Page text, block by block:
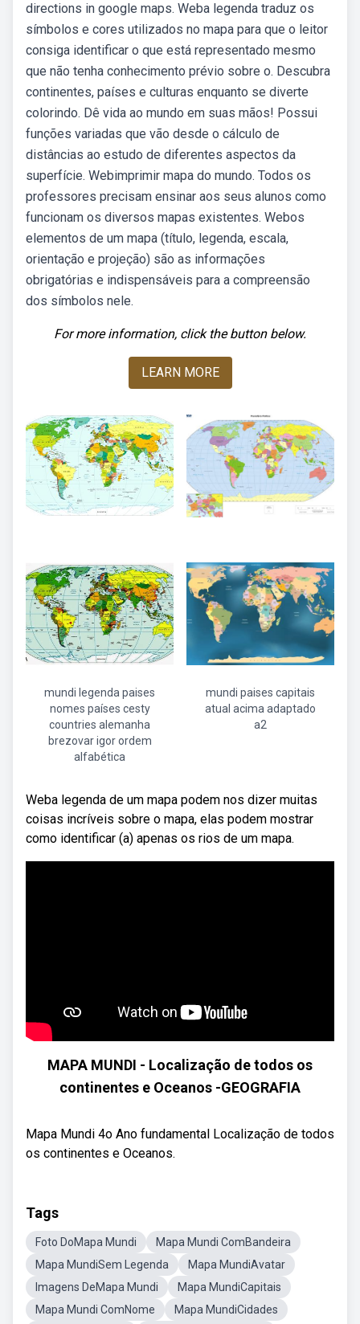
directions in google maps. Weba legenda traduz os
símbolos e cores utilizados no mapa para que o leitor
consiga identificar o que está representado mesmo
que não tenha conhecimento prévio sobre o. Descubra
continentes, países e culturas enquanto se diverte
colorindo. Dê vida ao mundo em suas mãos! Possui
funções variadas que vão desde o cálculo de
distâncias ao estudo de diferentes aspectos da
superfície. Webimprimir mapa do mundo. Todos os
professores precisam ensinar aos seus alunos como
funcionam os diversos mapas existentes. Webos
elementos de um mapa (título, legenda, escala,
orientação e projeção) são as informações
obrigatórias e indispensáveis para a compreensão
dos símbolos nele.
For more information, click the button below.
LEARN MORE
mundi legenda paises
nomes países cesty
countries alemanha
brezovar igor ordem
alfabética
mundi paises capitais
atual acima adaptado
a2
Weba legenda de um mapa podem nos dizer muitas
coisas incríveis sobre o mapa, elas podem mostrar
como identificar (a) apenas os rios de um mapa.
MAPA MUNDI - Localização de todos os
continentes e Oceanos -GEOGRAFIA
Mapa Mundi 4o Ano fundamental Localização de todos
os continentes e Oceanos.
Tags
Foto DoMapa Mundi
Mapa Mundi ComBandeira
Mapa MundiSem Legenda
Mapa MundiAvatar
Imagens DeMapa Mundi
Mapa MundiCapitais
Mapa Mundi ComNome
Mapa MundiCidades